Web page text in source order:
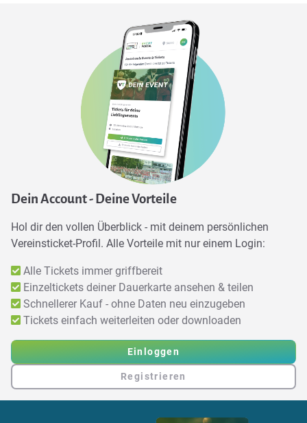
Dein Account - Deine Vorteile
Hol dir den vollen Überblick - mit deinem persönlichen
Vereinsticket-Profil. Alle Vorteile mit nur einem Login:
Alle Tickets immer griffbereit
Einzeltickets deiner Dauerkarte ansehen & teilen
Schnellerer Kauf - ohne Daten neu einzugeben
Tickets einfach weiterleiten oder downloaden
Einloggen
Registrieren